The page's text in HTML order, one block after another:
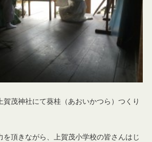
賀茂神社にて葵桂（あおいかつら）つくり
を頂きながら、上賀茂小学校の皆さんはじ